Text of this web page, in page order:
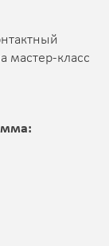
мастер-класс